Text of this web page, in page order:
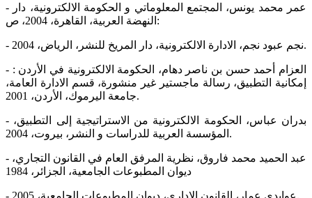
- عمر محمد يونس، المجتمع المعلوماتي و الحكومة الالكترونية، دار
النهضة العربية، القاهرة، 2004، ص:
- نجم عبود نجم، الادارة الالكترونية، دار المريخ للنشر، الرياض، 2004.
- العزام أحمد حسن بن ناصر دهام، الحكومة الالكترونية في الأردن :
إمكانية التطبيق، رسالة ماجستير غير منشورة، قسم الادارة العامة،
جامعة اليرموك، الأردن، 2001.
- بدران عباس، الحكومة الالكترونية من الاستراتيجية إلى التطبيق،
المؤسسة العربية للدراسات و النشر، بيروت، 2004.
- عبد الحميد محمد فاروق، نظرية المرفق العام في القانون التجاري،
ديوان المطبوعات الجامعية، الجزائر، 1984
- عوابدي عمار، القانون الاداري، ديوان المطبوعات الجامعية، 2005.